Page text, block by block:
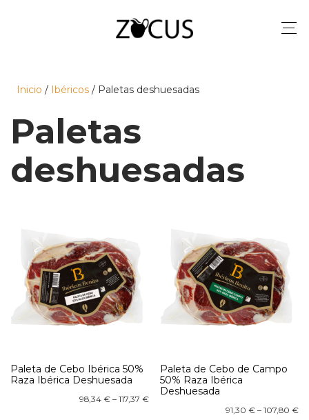
Inicio / Ibéricos / Paletas deshuesadas
Paletas
deshuesadas
Paleta de Cebo Ibérica 50%
Raza Ibérica Deshuesada
98,34 €– 117,37 €
Paleta de Cebo de Campo
50% Raza Ibérica
Deshuesada
91,30 € – 107,80 €